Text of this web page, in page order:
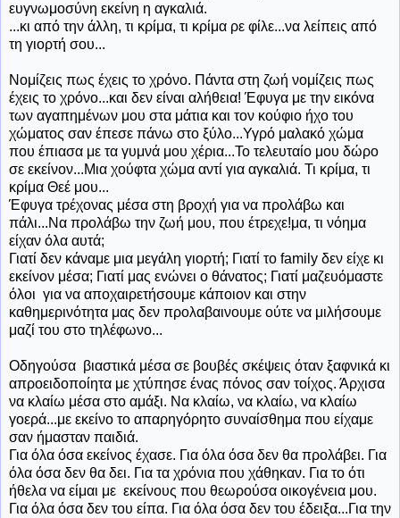
ευγνωμοσύνη εκείνη η αγκαλιά.
...κι από την άλλη, τι κρίμα, τι κρίμα ρε φίλε...να λείπεις από
τη γιορτή σου...
Νομίζεις πως έχεις το χρόνο. Πάντα στη ζωή νομίζεις πως
έχεις το χρόνο...και δεν είναι αλήθεια! Έφυγα με την εικόνα
των αγαπημένων μου στα μάτια και τον κούφιο ήχο του
χώματος σαν έπεσε πάνω στο ξύλο...Υγρό μαλακό χώμα
που έπιασα με τα γυμνά μου χέρια...Το τελευταίο μου δώρο
σε εκείνον...Μια χούφτα χώμα αντί για αγκαλιά. Τι κρίμα, τι
κρίμα Θεέ μου...
Έφυγα τρέχονας μέσα στη βροχή για να προλάβω και
πάλι...Να προλάβω την ζωή μου, που έτρεχε!μα, τι νόημα
είχαν όλα αυτά;
Γιατί δεν κάναμε μια μεγάλη γιορτή; Γιατί το family δεν είχε κι
εκείνον μέσα; Γιατί μας ενώνει ο θάνατος; Γιατί μαζευόμαστε
όλοι για να αποχαιρετήσουμε κάποιον και στην
καθημερινότητα μας δεν προλαβαινουμε ούτε να μιλήσουμε
μαζί του στο τηλέφωνο...
Οδηγούσα βιαστικά μέσα σε βουβές σκέψεις όταν ξαφνικά κι
απροειδοποίητα με χτύπησε ένας πόνος σαν τοίχος. Άρχισα
να κλαίω μέσα στο αμάξι. Να κλαίω, να κλαίω, να κλαίω
γοερά...με εκείνο το απαρηγόρητο συναίσθημα που είχαμε
σαν ήμασταν παιδιά.
Για όλα όσα εκείνος έχασε. Για όλα όσα δεν θα προλάβει. Για
όλα όσα δεν θα δει. Για τα χρόνια που χάθηκαν. Για το ότι
ήθελα να είμαι με εκείνους που θεωρούσα οικογένεια μου.
Για όλα όσα δεν του είπα. Για όλα όσα δεν του έδειξα...Για την